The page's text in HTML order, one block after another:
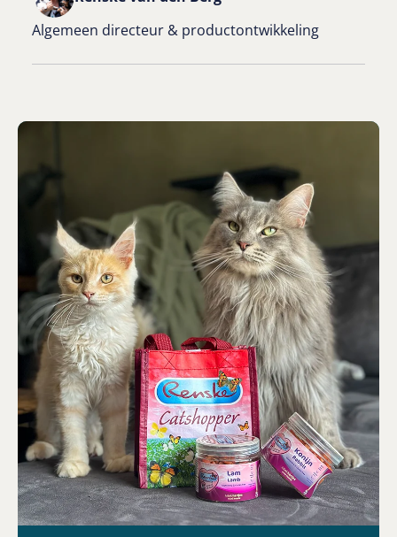
Algemeen directeur & productontwikkeling